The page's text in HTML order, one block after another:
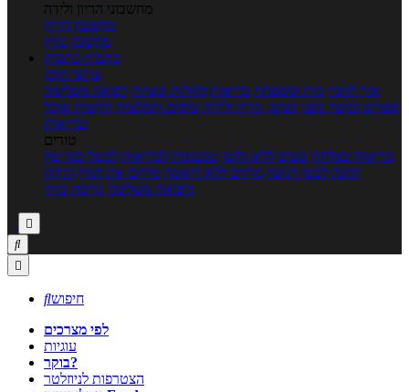
מחשבוני הריון ולידה
מחשבון הריון
מחשבון ביוץ
כתבות כתבות
ערוצי תוכן
איך להכין בית ומשפחה בריאות מחלות ובעיות רפואה משלימה
ספורט וכושר גופני נשים, הריון ולידה טיפים והמלצות חדשות אוכל
ובריאות
טורים
בריאות בצלחת טעים ללא גלוטן טבעונות לבריאות לבשל כמו שף
תזונה לבטן רגועה מרזים ללא דיאטה מזיזים את הגוף הרזיה
ורפואה משלימה גורמה ביתי



חיפוש
לפי מצרכים
עוגיות
בוקר?
הצטרפות לניוזלטר